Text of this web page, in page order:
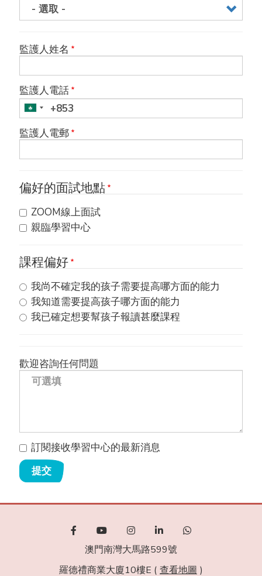
監護人姓名
監護人電話
監護人電郵
偏好的面試地點
ZOOM線上面試
親臨學習中心
課程偏好
我尚不確定我的孩子需要提高哪方面的能力
我知道需要提高孩子哪方面的能力
我已確定想要幫孩子報讀甚麼課程
歡迎咨詢任何問題
訂閱接收學習中心的最新消息
提交
澳門南灣大馬路599號
羅德禮商業大廈10樓E ( 查看地圖 )